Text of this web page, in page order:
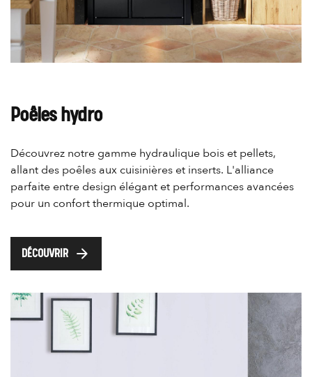
Poêles hydro
Découvrez notre gamme hydraulique bois et pellets,
allant des poêles aux cuisinières et inserts. L'alliance
parfaite entre design élégant et performances avancées
pour un confort thermique optimal.
DÉCOUVRIR arrow_forward